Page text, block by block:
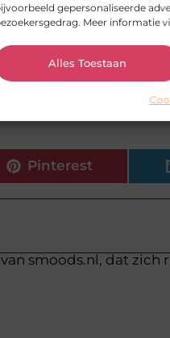
gepersonaliseerde
Meer informatie
Alles Toestaan
ook vergaderen op
voor
Pinterest
smoods.nl, dat